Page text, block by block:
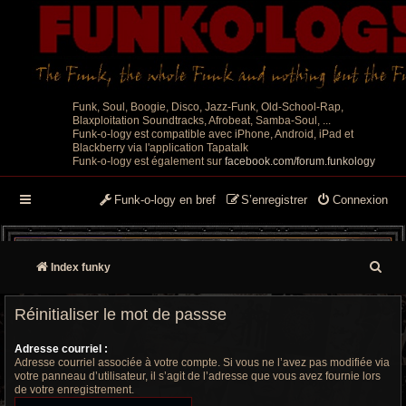
Funk, Soul, Boogie, Disco, Jazz-Funk, Old-School-Rap,
Blaxploitation Soundtracks, Afrobeat, Samba-Soul, ...
Funk-o-logy est compatible avec iPhone, Android, iPad et
Blackberry via l'application Tapatalk
Funk-o-logy est également sur facebook.com/forum.funkology
Connexion
S’enregistrer
Funk-o-logy en bref
Index funky
e
Réinitialiser le mot de passse
Adresse courriel :
Adresse courriel associée à votre compte. Si vous ne l’avez pas modifiée via
votre panneau d’utilisateur, il s’agit de l’adresse que vous avez fournie lors
de votre enregistrement.